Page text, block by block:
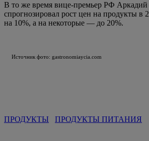
В то же время вице-премьер РФ
спрогнозировал рост цен на продукты в
на 10%, а на некоторые — до 20%.
Источник фото: gastronomiaycia.com
ПРОДУКТЫ ПРОДУКТЫ ПИТАНИЯ